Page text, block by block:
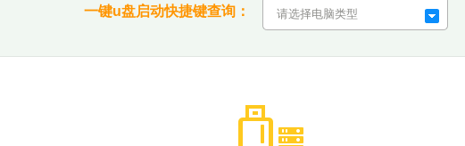
一键u盘启动快捷键查询：